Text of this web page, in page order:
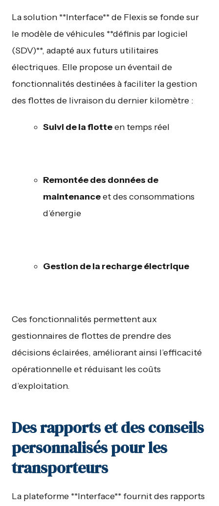
La solution **Interface** de Flexis se fonde sur
le modèle de véhicules **définis par logiciel
(SDV)**, adapté aux futurs utilitaires
électriques. Elle propose un éventail de
fonctionnalités destinées à faciliter la gestion
des flottes de livraison du dernier kilomètre :
Suivi de la flotteen temps réel
Remontée des données de
maintenanceet des consommations
d’énergie
Gestion de la recharge électrique
Ces fonctionnalités permettent aux
gestionnaires de flottes de prendre des
décisions éclairées, améliorant ainsi l’efficacité
opérationnelle et réduisant les coûts
d’exploitation.
Des rapports et des conseils
personnalisés pour les
transporteurs
La plateforme **Interface** fournit des rapports